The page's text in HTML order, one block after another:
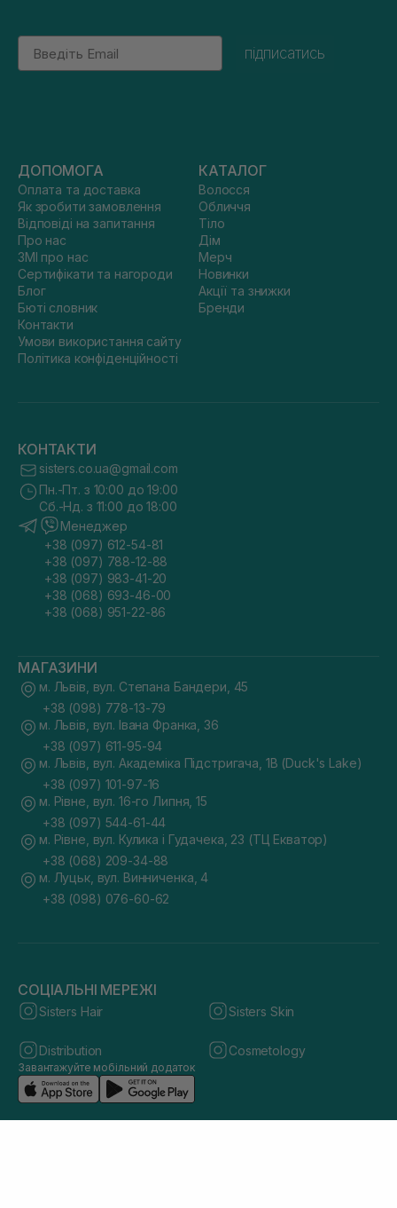
Email
підписатись
ДОПОМОГА
Оплата та доставка
Як зробити замовлення
Відповіді на запитання
Про нас
ЗМІ про нас
Сертифікати та нагороди
Блог
Бюті словник
Контакти
Умови використання сайту
Політика конфіденційності
КАТАЛОГ
Волосся
Обличчя
Тіло
Дім
Мерч
Новинки
Акції та знижки
Бренди
КОНТАКТИ
sisters.co.ua@gmail.com
Пн.-Пт. з 10:00 до 19:00
Сб.-Нд. з 11:00 до 18:00
Менеджер
+38 (097) 612-54-81
+38 (097) 788-12-88
+38 (097) 983-41-20
+38 (068) 693-46-00
+38 (068) 951-22-86
МАГАЗИНИ
м. Львів, вул. Степана Бандери, 45
+38 (098) 778-13-79
м. Львів, вул. Івана Франка, 36
+38 (097) 611-95-94
м. Львів, вул. Академіка Підстригача, 1В (Duck's Lake)
+38 (097) 101-97-16
м. Рівне, вул. 16-го Липня, 15
+38 (097) 544-61-44
м. Рівне, вул. Кулика і Гудачека, 23 (ТЦ Екватор)
+38 (068) 209-34-88
м. Луцьк, вул. Винниченка, 4
+38 (098) 076-60-62
СОЦІАЛЬНІ МЕРЕЖІ
Sisters Hair Sisters Skin
Distribution Cosmetology
Завантажуйте мобільний додаток